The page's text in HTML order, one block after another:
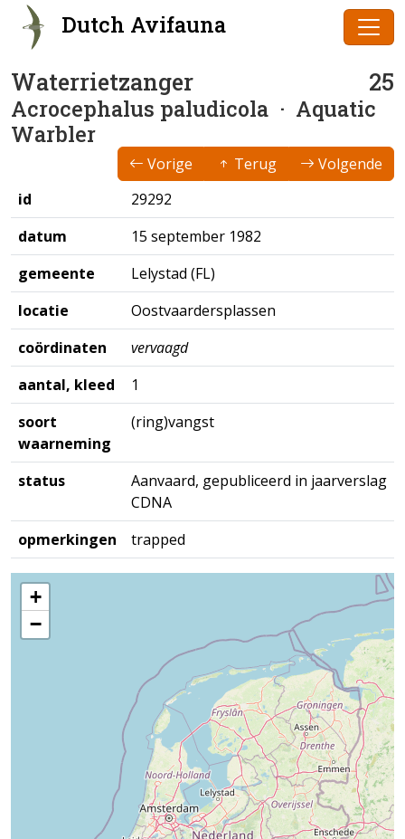
Dutch Avifauna
Waterrietzanger 25
Acrocephalus paludicola · Aquatic
Warbler
Vorige Terug
Volgende
id
29292
datum
15 september 1982
gemeente
Lelystad (FL)
locatie
Oostvaardersplassen
coördinaten
vervaagd
aantal, kleed
1
soort
waarneming
(ring)vangst
status
Aanvaard, gepubliceerd in jaarverslag
CDNA
opmerkingen
trapped
+
−